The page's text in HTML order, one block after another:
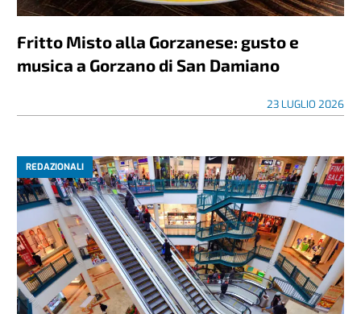
Fritto Misto alla Gorzanese: gusto e
musica a Gorzano di San Damiano
23 LUGLIO 2026
REDAZIONALI